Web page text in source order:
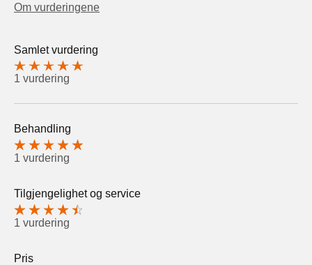
Om vurderingene
Samlet vurdering
1 vurdering
Behandling
1 vurdering
Tilgjengelighet og service
1 vurdering
Pris